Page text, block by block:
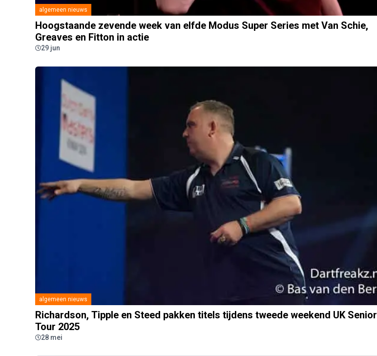
algemeen nieuws
Hoogstaande zevende week van elfde Modus Super Series met Van Schie,
Greaves en Fitton in actie
29 jun
algemeen nieuws
Richardson, Tipple en Steed pakken titels tijdens tweede weekend UK Senior
Tour 2025
28 mei